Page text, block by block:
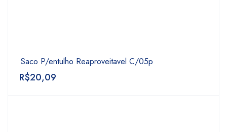
Saco P/entulho Reaproveitavel C/05p
R$20,09